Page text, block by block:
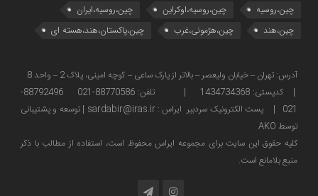
چین،روسیه
چین،روسیه،اوکراین
چین،روسیه،ایران
چین،هند
چین،هژمونی،غرب چین،پاکستان،هند،هسته ای
| کدپستی: 1434734368 | تلفن: 88770586-021 88792496-
021 | پست الکترونیک سردبیر ایراس : sardabir@iras.ir |
توسعه و پشتیبانی
توسط AKO
كليه حقوق این سایت برای مجموعه ایراس محفوظ است، استفاده از مطالب با ذكر
منبع بلامانع است.